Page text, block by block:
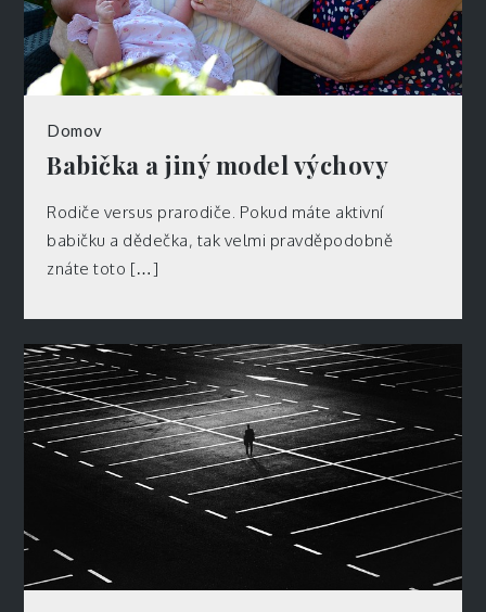
Domov
Babička a jiný model výchovy
Rodiče versus prarodiče. Pokud máte aktivní
babičku a dědečka, tak velmi pravděpodobně
znáte toto […]